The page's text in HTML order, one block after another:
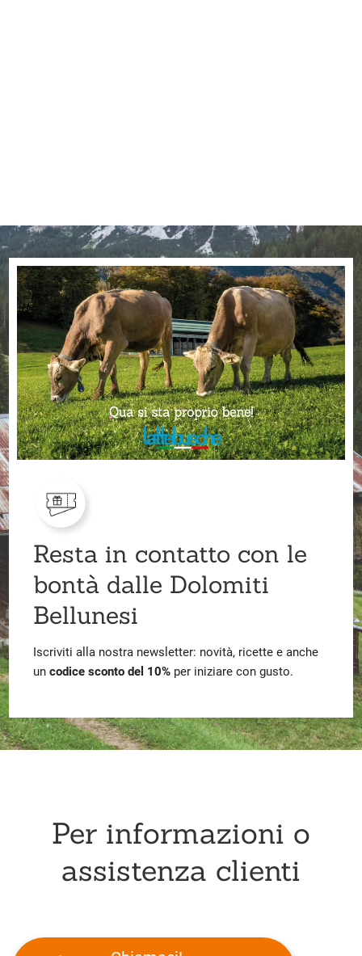
Resta in contatto con le
bontà dalle Dolomiti
Bellunesi
Iscriviti alla nostra newsletter: novità, ricette e anche
uncodice sconto del 10% per iniziare con gusto.
Per informazioni o
assistenza clienti